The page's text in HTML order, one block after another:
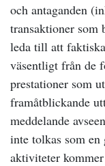
och antaganden
transaktioner som
leda till att
väsentligt från de
prestationer som
framåtblickande
meddelande
inte tolkas som
aktiviteter